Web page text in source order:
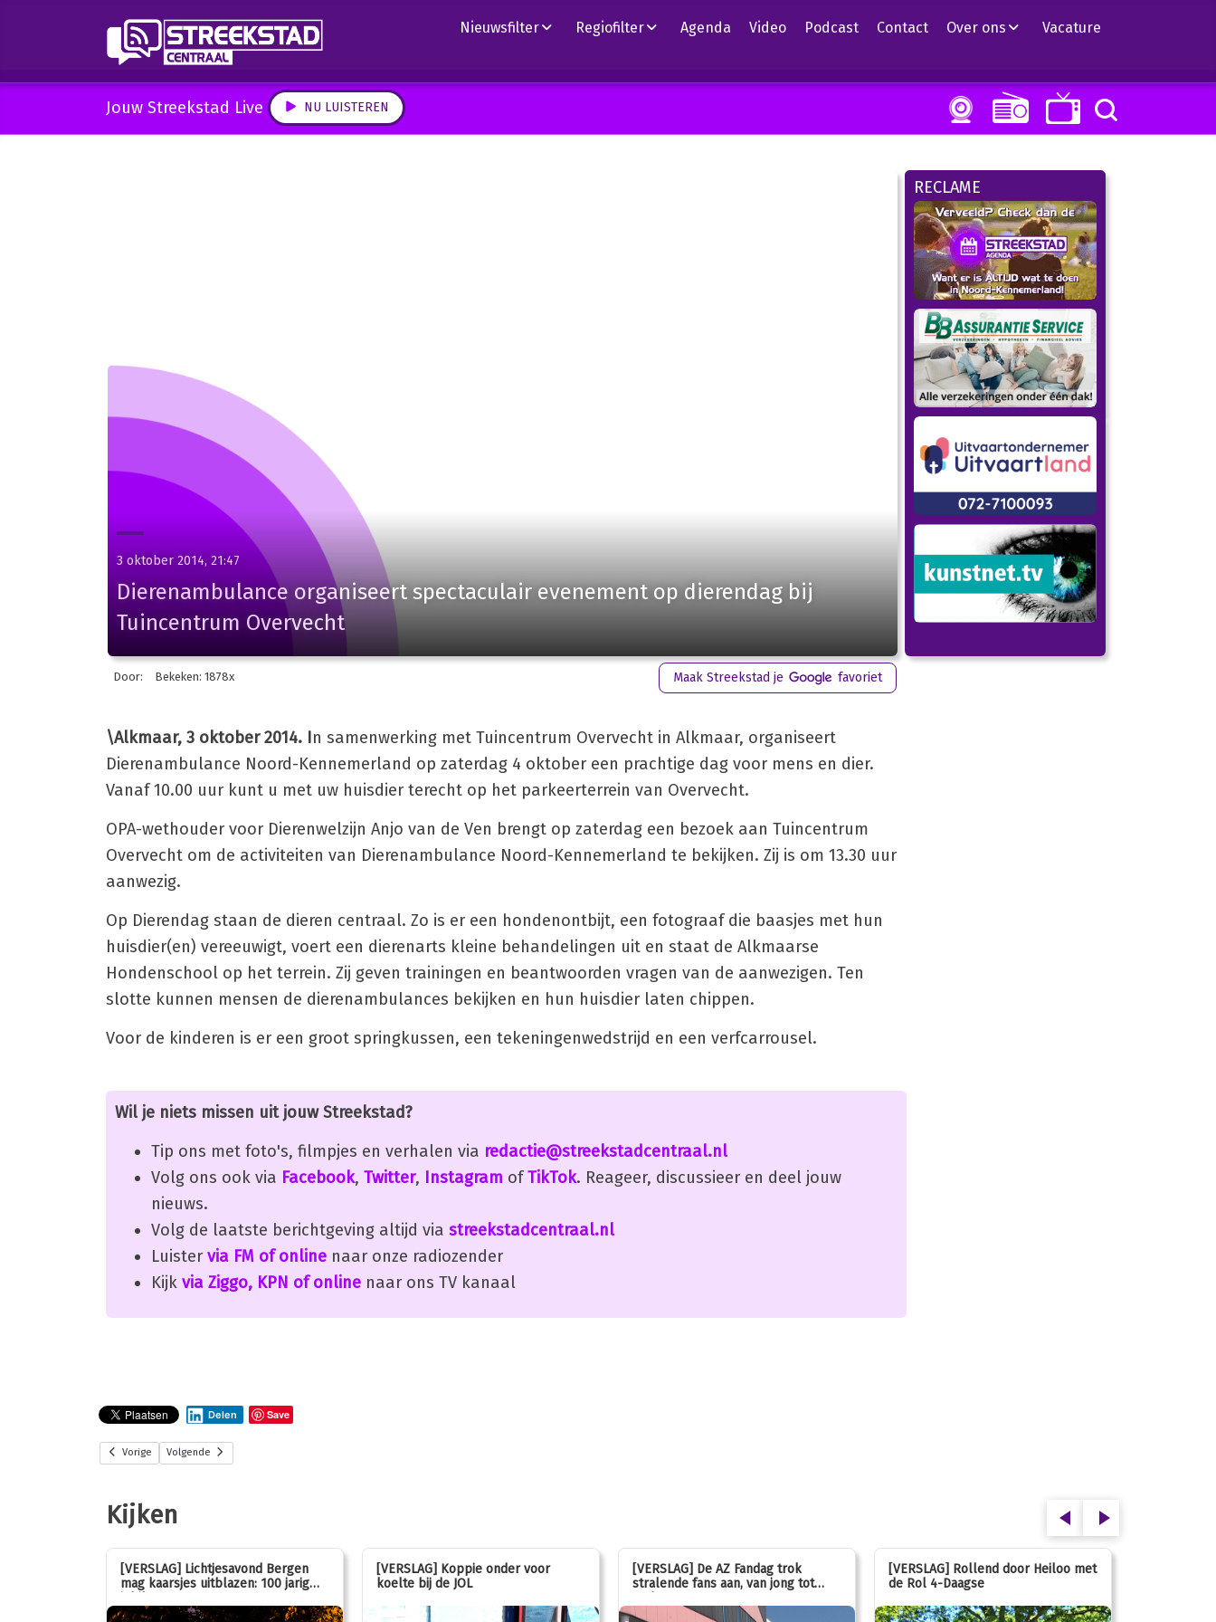
Nieuwsfilter Regiofilter Agenda Video Podcast Contact Over ons Vacature
Jouw Streekstad Live NU LUISTEREN
RECLAME
3 oktober 2014, 21:47
Dierenambulance organiseert spectaculair evenement op dierendag bij
Tuincentrum Overvecht
Door: Bekeken: 1878x Maak Streekstad je favoriet
\Alkmaar, 3 oktober 2014. In samenwerking met Tuincentrum Overvecht in Alkmaar, organiseert
Dierenambulance Noord-Kennemerland op zaterdag 4 oktober een prachtige dag voor mens en dier.
Vanaf 10.00 uur kunt u met uw huisdier terecht op het parkeerterrein van Overvecht.
OPA-wethouder voor Dierenwelzijn Anjo van de Ven brengt op zaterdag een bezoek aan Tuincentrum
Overvecht om de activiteiten van Dierenambulance Noord-Kennemerland te bekijken. Zij is om 13.30 uur
aanwezig.
Op Dierendag staan de dieren centraal. Zo is er een hondenontbijt, een fotograaf die baasjes met hun
huisdier(en) vereeuwigt, voert een dierenarts kleine behandelingen uit en staat de Alkmaarse
Hondenschool op het terrein. Zij geven trainingen en beantwoorden vragen van de aanwezigen. Ten
slotte kunnen mensen de dierenambulances bekijken en hun huisdier laten chippen.
Voor de kinderen is er een groot springkussen, een tekeningenwedstrijd en een verfcarrousel.
Wil je niets missen uit jouw Streekstad?
Tip ons met foto's, filmpjes en verhalen via redactie@streekstadcentraal.nl
Volg ons ook via Facebook, Twitter, Instagram ofTikTok. Reageer, discussieer en deel jouw
nieuws.
Volg de laatste berichtgeving altijd via streekstadcentraal.nl
Luister via FM of online naar onze radiozender
Kijk via Ziggo, KPN of online naar ons TV kanaal
Delen Save
Vorige Volgende
Kijken
[VERSLAG] Lichtjesavond Bergen
mag kaarsjes uitblazen: 100 jarig
[VERSLAG] Koppie onder voor
koelte bij de JOL
[VERSLAG] De AZ Fandag trok
stralende fans aan, van jong tot
[VERSLAG] Rollend door Heiloo met
de Rol 4-Daagse